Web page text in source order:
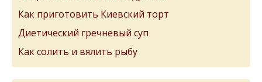
Как приготовить Киевский торт
Диетический гречневый суп
Как солить и вялить рыбу